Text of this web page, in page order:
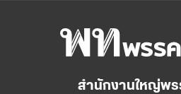
สำนักงานใหญ่พร